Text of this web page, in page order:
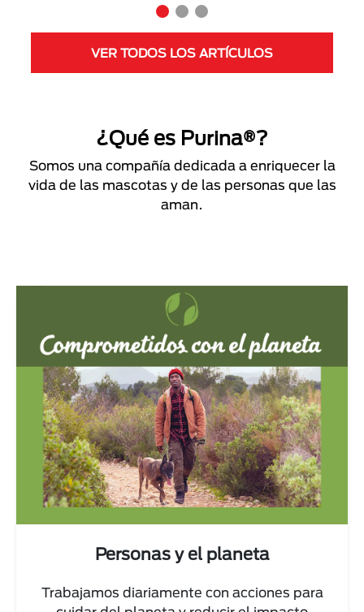
VER TODOS LOS ARTÍCULOS
¿Qué es Purina®?
Somos una compañía dedicada a enriquecer la
vida de las mascotas y de las personas que las
aman.
Personas y el planeta
Trabajamos diariamente con acciones para